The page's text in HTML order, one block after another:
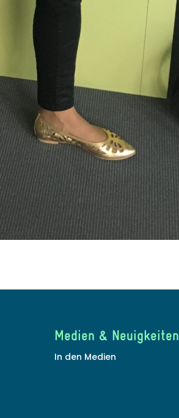
Medien & Neuigkeiten
In den Medien